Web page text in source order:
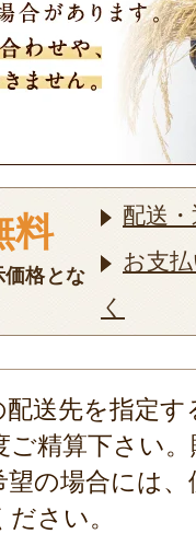
料
価格とな
配送
お支
く
送先を指定
精算下さい
の場合には、
さい。